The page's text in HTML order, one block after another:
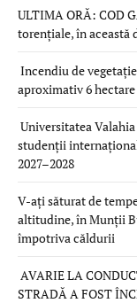
ULTIMA ORĂ: COD
torențiale, în această
Incendiu de
aproximativ 6 hectare
Universitatea
studenții
2027–2028
V-ați săturat de
altitudine, în Munții
împotriva căldurii
AVARIE LA
STRADĂ A FOST